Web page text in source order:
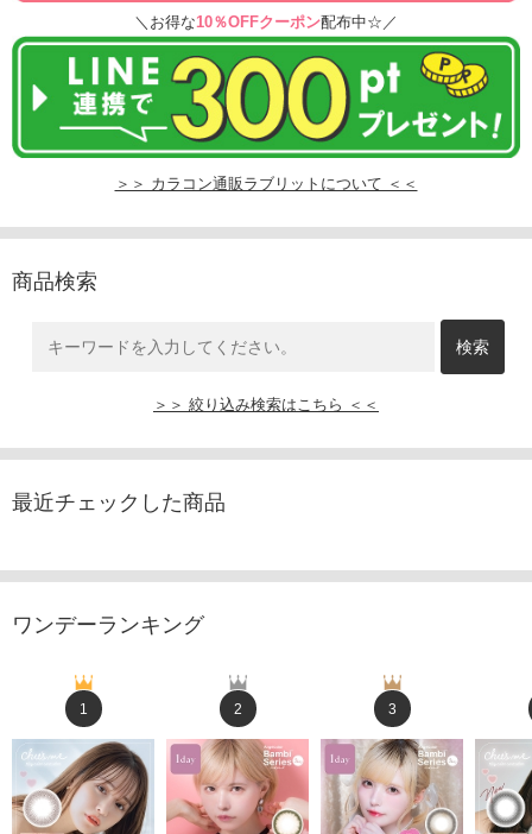
＼お得な10％OFFクーポン配布中☆／
＞＞ カラコン通販ラブリットについて ＜＜
商品検索
＞＞ 絞り込み検索はこちら ＜＜
最近チェックした商品
ワンデーランキング
1 2 3